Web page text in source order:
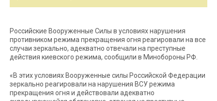
Российские Вооруженные Силы в условиях нарушения
противником режима прекращения огня реагировали на все
случаи зеркально, адекватно отвечали на преступные
действия киевского режима, сообщили в Минобороны РФ.
«В этих условиях Вооруженные силы Российской Федерации
зеркально реагировали на нарушения ВСУ режима
прекращения огня и действовали адекватно